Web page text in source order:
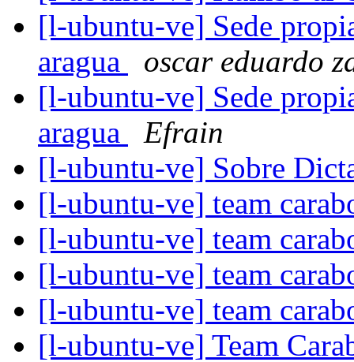
[l-ubuntu-ve] Sede
aragua
oscar eduardo
[l-ubuntu-ve] Sede
aragua
Efrain
[l-ubuntu-ve] Sobre
[l-ubuntu-ve] team
[l-ubuntu-ve] team
[l-ubuntu-ve] team
[l-ubuntu-ve] team
[l-ubuntu-ve] Team